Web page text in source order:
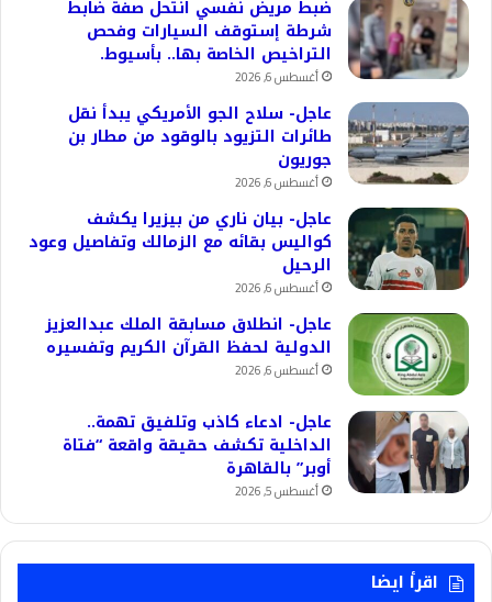
ضبط مريض نفسي انتحل صفة ضابط
شرطة إستوقف السيارات وفحص
التراخيص الخاصة بها.. بأسيوط.
أغسطس 6, 2026
عاجل- سلاح الجو الأمريكي يبدأ نقل
طائرات التزيود بالوقود من مطار بن
جوريون
أغسطس 6, 2026
عاجل- بيان ناري من بيزيرا يكشف
كواليس بقائه مع الزمالك وتفاصيل وعود
الرحيل
أغسطس 6, 2026
عاجل- انطلاق مسابقة الملك عبدالعزيز
الدولية لحفظ القرآن الكريم وتفسيره
أغسطس 6, 2026
عاجل- ادعاء كاذب وتلفيق تهمة..
الداخلية تكشف حقيقة واقعة “فتاة
أوبر” بالقاهرة
أغسطس 5, 2026
اقرأ ايضا